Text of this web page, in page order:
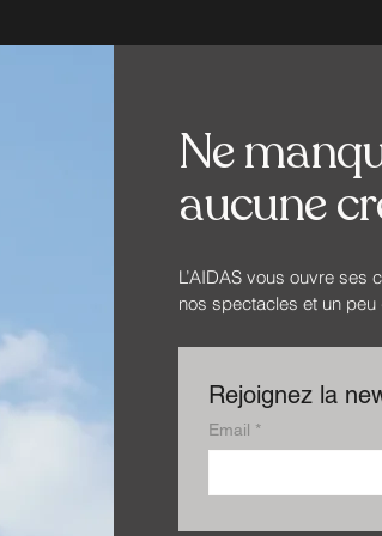
Ne
aucune
L’AIDAS vous ouvre ses
nos spectacles et un
Rejoignez la
Email *